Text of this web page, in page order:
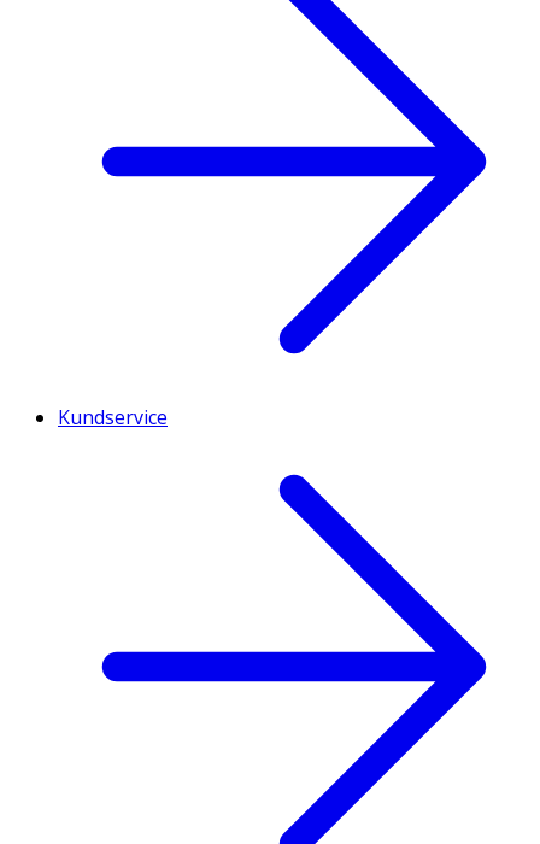
Kundservice